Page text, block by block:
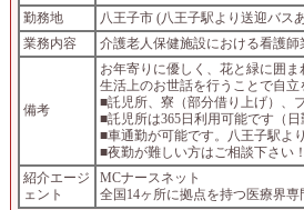
勤務地
八王子市 (八王子駅より送迎バス
業務内容
介護老人保健施設における看護師
備考
お年寄りに優しく、花と緑に囲
生活上のお世話を行うことで自
■託児所、寮（部分借り上げ）、
■託児所は365日利用可能です（日
■車通勤が可能です。八王子駅よ
■夜勤が難しい方はご相談下さい！
紹介エージ
ェント
MCナースネット
全国14ヶ所に拠点を持つ医療界専